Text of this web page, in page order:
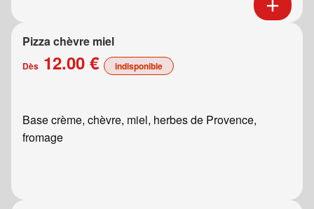
Pizza chèvre miel
Dès 12.00 € indisponible
Base crème, chèvre, miel, herbes de Provence,
fromage